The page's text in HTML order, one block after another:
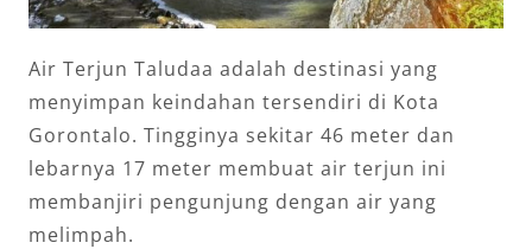
Air Terjun Taludaa adalah destinasi yang
menyimpan keindahan tersendiri di Kota
Gorontalo. Tingginya sekitar 46 meter dan
lebarnya 17 meter membuat air terjun ini
membanjiri pengunjung dengan air yang
melimpah.